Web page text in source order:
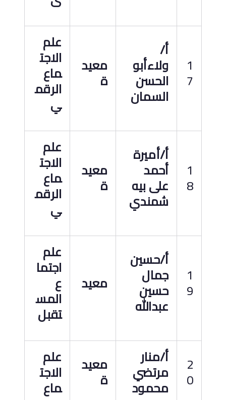
1
7
أ/
ولاءأبو
الحسن
السمان
معيد
ة
علم
الاجت
ماع
الرقم
ي
1
8
أ/أميرة
أحمد
على بيه
شمندي
معيد
ة
علم
الاجت
ماع
الرقم
ي
1
9
أ/حسين
جمال
حسين
عبدالله
معيد
علم
اجتما
ع
المس
تقبل
2
0
أ/منار
مرتضي
محمود
معيد
ة
علم
الاجت
ماع